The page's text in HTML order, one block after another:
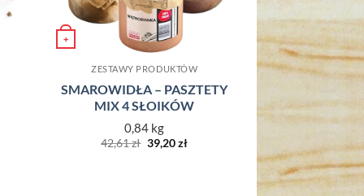
+
ZESTAWY PRODUKTÓW
SMAROWIDŁA – PASZTETY
MIX 4 SŁOIKÓW
0,84 kg
42,61zł Pierwotna
cena
39,20złAktualna